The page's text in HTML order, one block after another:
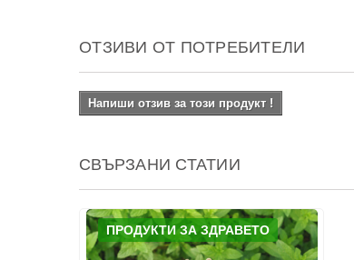
ОТЗИВИ ОТ ПОТРЕБИТЕЛИ
Напиши отзив за този продукт !
СВЪРЗАНИ СТАТИИ
ПРОДУКТИ ЗА ЗДРАВЕТО